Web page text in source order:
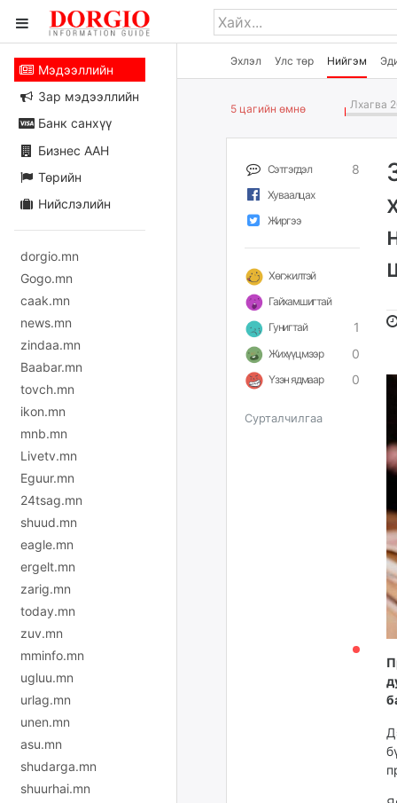
Эхлэл Улс төр Нийгэм
Мэдээллийн
Зар мэдээллийн
Банк санхүү
Бизнес ААН
Төрийн
Нийслэлийн
dorgio.mn
Gogo.mn
caak.mn
news.mn
zindaa.mn
Baabar.mn
tovch.mn
ikon.mn
mnb.mn
Livetv.mn
Eguur.mn
24tsag.mn
shuud.mn
eagle.mn
ergelt.mn
zarig.mn
today.mn
zuv.mn
mminfo.mn
ugluu.mn
urlag.mn
unen.mn
asu.mn
shudarga.mn
shuurhai.mn
5 цагийн өмнө Лхагва
Сэтгэгдэл 8
Хуваалцах
Жиргээ
Хөгжилтэй
Гайхамшигтай
Гунигтай
1
Жихүүцмээр 0
Үзэн ядмаар 0
Сурталчилгаа